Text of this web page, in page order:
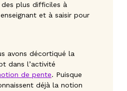
plus difficiles à
et à saisir pour
avons décortiqué la
dans l’activité
de pente. Puisque
déjà la notion